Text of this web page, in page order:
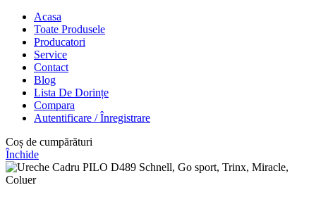
Acasa
Toate Produsele
Producatori
Service
Contact
Blog
Lista De Dorințe
Compara
Autentificare / Înregistrare
Coș de cumpărături
Închide